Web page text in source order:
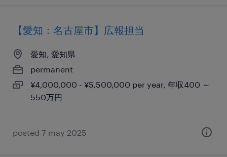
【愛知：名古屋市】広報担当
愛知, 愛知県
permanent
¥4,000,000 - ¥5,500,000 per year, 年収400 ～
550万円
posted 7 may 2025